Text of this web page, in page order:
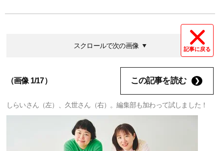
記事に戻る
スクロールで次の画像
（画像 1/17） この記事を読む
しらいさん（左）、久世さん（右）。編集部も加わって試しました！